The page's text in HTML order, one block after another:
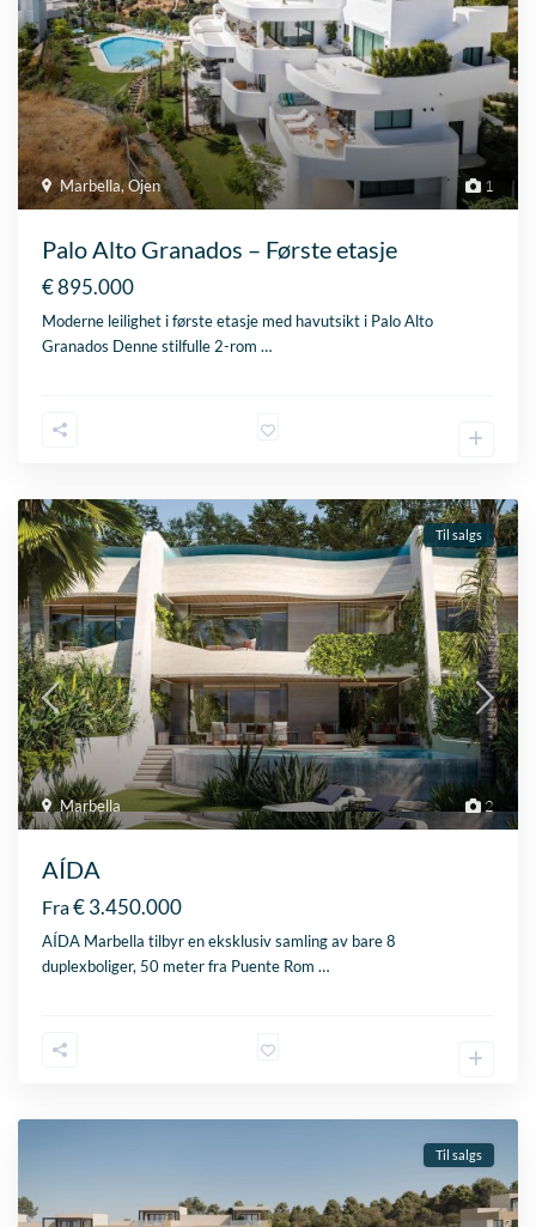
1
Marbella,Ojen
Palo Alto Granados – Første etasje
€ 895.000
Moderne leilighet i første etasje med havutsikt i Palo Alto
Granados Denne stilfulle 2-rom…
2
Marbella
Til salgs
AÍDA
Fra€ 3.450.000
AÍDA Marbella tilbyr en eksklusiv samling av bare 8
duplexboliger, 50 meter fra Puente Rom…
Til salgs